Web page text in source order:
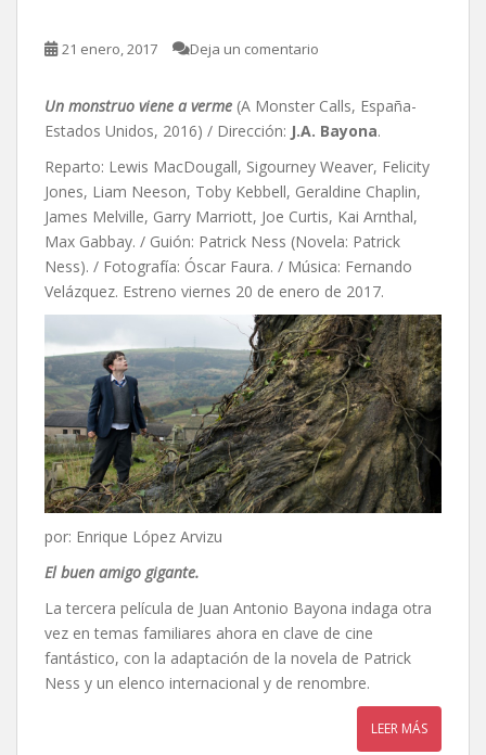
21 enero, 2017 Deja un comentario
Un monstruo viene a verme (A Monster Calls, España-
Estados Unidos, 2016) / Dirección: J.A. Bayona.
Reparto: Lewis MacDougall, Sigourney Weaver, Felicity
Jones, Liam Neeson, Toby Kebbell, Geraldine Chaplin,
James Melville, Garry Marriott, Joe Curtis, Kai Arnthal,
Max Gabbay. / Guión: Patrick Ness (Novela: Patrick
Ness). / Fotografía: Óscar Faura. / Música: Fernando
Velázquez. Estreno viernes 20 de enero de 2017.
por: Enrique López Arvizu
El buen amigo gigante.
La tercera película de Juan Antonio Bayona indaga otra
vez en temas familiares ahora en clave de cine
fantástico, con la adaptación de la novela de Patrick
Ness y un elenco internacional y de renombre.
LEER MÁS